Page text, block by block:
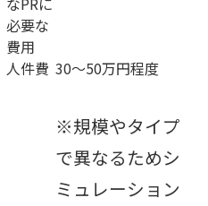
必要な
費用
人件費 30～50万円程度
※規模やタイプ
で異なるためシ
ミュレーション